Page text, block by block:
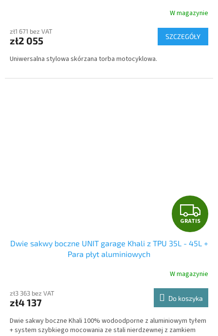
T
I
S
W magazynie
zł1 671 bez VAT
zł2 055 SZCZEGÓŁY
Uniwersalna stylowa skórzana torba motocyklowa.
G
R
A
T
I
S
GRATIS
Dwie sakwy boczne UNIT garage Khali z TPU 35L - 45L +
Para płyt aluminiowych
W magazynie
zł3 363 bez VAT
zł4 137 Do koszyka
Dwie sakwy boczne Khali 100% wodoodporne z aluminiowym tyłem
+ system szybkiego mocowania ze stali nierdzewnej z zamkiem